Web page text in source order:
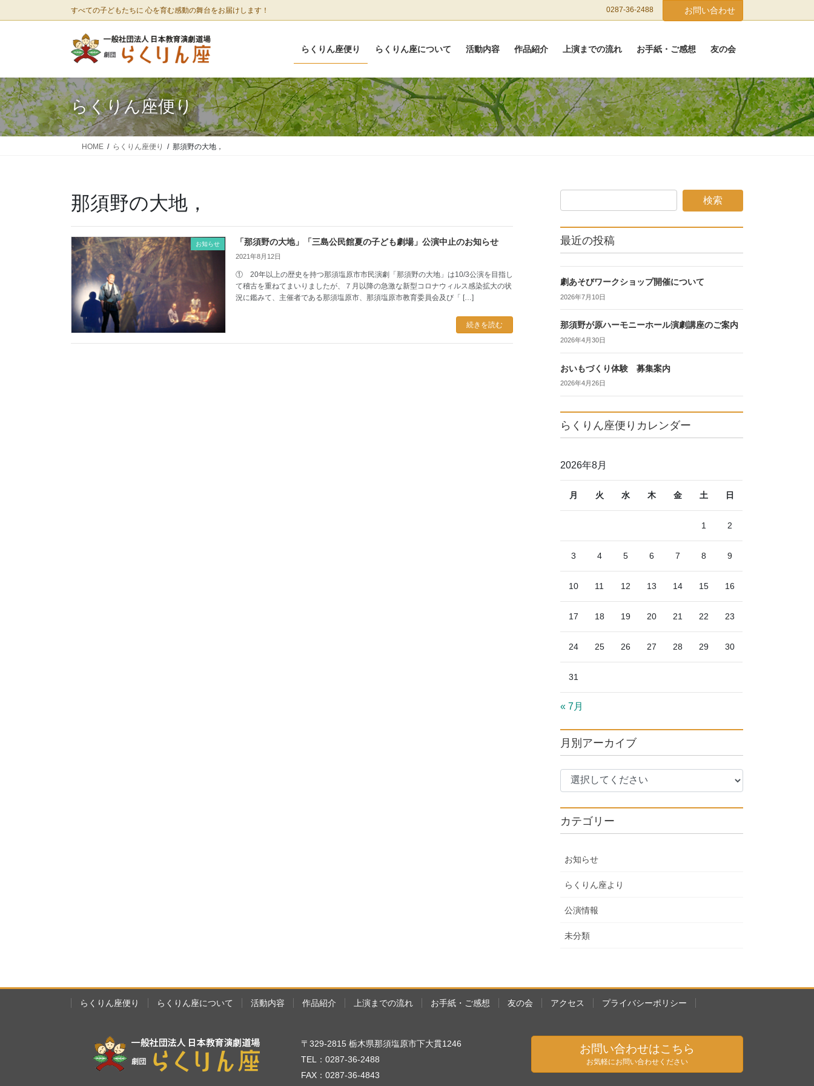
ン
に
移
動
ビ
ョ
ン
に
移
動
すべての子どもたちに 心を育む感動の舞台をお届けします！ 0287-36-2488 お問い合わせ
らくりん座便り らくりん座について 活動内容 作品紹介 上演までの流れ お手紙・ご感想 友の会
らくりん座便り
HOME らくりん座便り 那須野の大地，
那須野の大地，
お知らせ 「那須野の大地」「三島公民館夏の子ども劇場」公演中止のお知らせ
2021年8月12日
① 20年以上の歴史を持つ那須塩原市市民演劇「那須野の大地」は10/3公演を目指し
て稽古を重ねてまいりましたが、７月以降の急激な新型コロナウィルス感染拡大の状
況に鑑みて、主催者である那須塩原市、那須塩原市教育委員会及び「 […]
続きを読む
最近の投稿
劇あそびワークショップ開催について
2026年7月10日
那須野が原ハーモニーホール演劇講座のご案内
2026年4月30日
おいもづくり体験 募集案内
2026年4月26日
らくりん座便りカレンダー
2026年8月
月 火 水 木 金 土 日
1 2
3 4 5 6 7 8 9
10 11 12 13 14 15 16
17 18 19 20 21 22 23
24 25 26 27 28 29 30
31
« 7月
月別アーカイブ
カテゴリー
お知らせ
らくりん座より
公演情報
未分類
らくりん座便り らくりん座について 活動内容 作品紹介 上演までの流れ お手紙・ご感想 友の会 アクセス プライバシーポリシー
〒329-2815 栃木県那須塩原市下大貫1246
TEL：0287-36-2488
FAX：0287-36-4843
お問い合わせはこちら
お気軽にお問い合わせください